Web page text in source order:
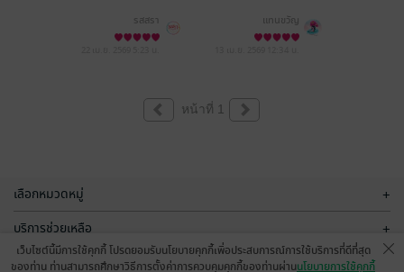
รสสรา แทนขวัญ
หน้าที่ 1
เลือกหมวดหมู่ +
บริการช่วยเหลือ +
เกี่ยวกับเรา
เว็บไซต์นี้มีการใช้คุกกี้ โปรดยอมรับนโยบายคุกกี้เพื่อประสบการณ์การใช้บริการที่ดีที่สุด
ของท่าน ท่านสามารถศึกษาวิธีการตั้งค่าการควบคุมคุกกี้ของท่านผ่านนโยบายการใช้คุกกี้